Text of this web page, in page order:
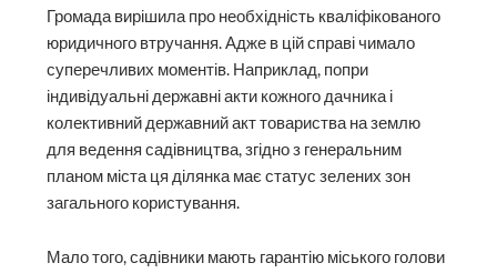
Громада вирішила про необхідність кваліфікованого
юридичного втручання. Адже в цій справі чимало
суперечливих моментів. Наприклад, попри
індивідуальні державні акти кожного дачника і
колективний державний акт товариства на землю
для ведення садівництва, згідно з генеральним
планом міста ця ділянка має статус зелених зон
загального користування.
Мало того, садівники мають гарантію міського голови